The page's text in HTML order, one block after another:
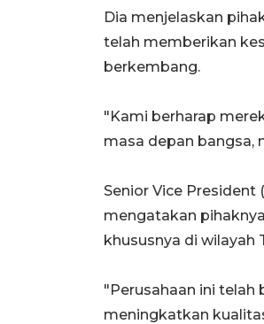
Dia menjelaskan
telah memberikan
berkembang.
"Kami berharap
masa depan bangsa,
Senior Vice President
mengatakan
khususnya di wilayah
"Perusahaan ini
meningkatkan